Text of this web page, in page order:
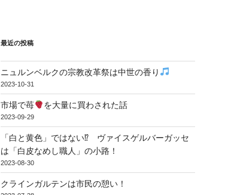
最近の投稿
ニュルンベルクの宗教改革祭は中世の香り
2023-10-31
市場で苺 を大量に買わされた話
2023-09-29
「白と黄色」ではない⁉ ヴァイスゲルバーガッセ
は「白皮なめし職人」の小路！
2023-08-30
クラインガルテンは市民の憩い！